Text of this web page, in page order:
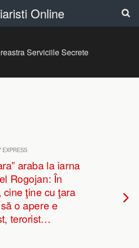
Online
Serviciile Secrete
EXPRESS
araba la iarna
Rogojan: În
cine ţine cu ţara
o apere e
terorist…